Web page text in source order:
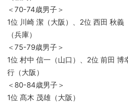
＜70-74歳男子＞
1位 川崎 潔（大阪）、2位 西田 秋
（兵庫）
＜75-79歳男子＞
1位 村中 信一（山口）、2位 前田
行（大阪）
＜80-84歳男子＞
1位 髙木 茂雄（大阪）